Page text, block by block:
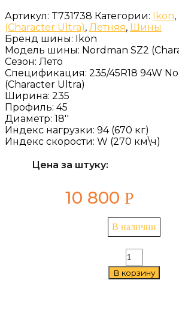
Артикул: T731738 Категории: Ikon,
(Character Ultra), Летняя, Шины
Бренд шины: Ikon
Модель шины: Nordman SZ2
Сезон: Лето
Спецификация: 235/45R18 94W
(Character Ultra)
Ширина: 235
Профиль: 45
Диаметр: 18''
Индекс нагрузки: 94 (670 кг)
Индекс скорости: W (270 км\ч)
Цена за штуку:
10 800 Р
В наличии
Количество
товара
Ikon
В корзину